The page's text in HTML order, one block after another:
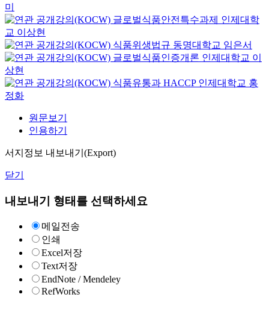
미
글로벌식품안전특수과제 인제대학
교 이상현
식품위생법규 동명대학교 임은서
글로벌식품인증개론 인제대학교 이
상현
식품유통과 HACCP 인제대학교 홍
정화
원문보기
인용하기
서지정보 내보내기(Export)
닫기
내보내기 형태를 선택하세요
메일전송
인쇄
Excel저장
Text저장
EndNote / Mendeley
RefWorks